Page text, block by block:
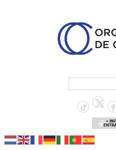
+